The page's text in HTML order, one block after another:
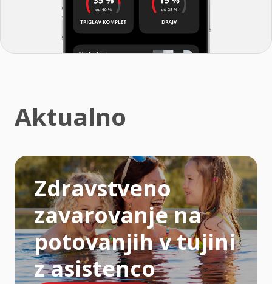
Aktualno
Zdravstveno
zavarovanje na
potovanjih v tujini
z asistenco